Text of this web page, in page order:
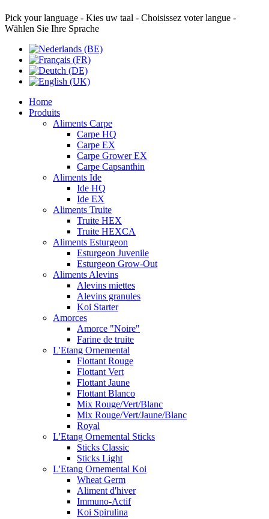
Pick your language - Kies uw taal - Choisissez voter langue -
Wählen Sie Ihre Sprache
Home
Produits
Aliments Carpe
Carpe HQ
Carpe EX
Carpe Grower EX
Carpe Capsanthin
Aliments Ide
Ide HQ
Ide EX
Aliments Truite
Truite HEX
Truite HEXCA
Aliments Esturgeon
Esturgeon Juvenile
Esturgeon Grow-Out
Aliments Alevins
Alevins miettes
Alevins granules
Koi Starter
Amorces
Amorce "Noire"
Farine de truite
L'Etang Ornemental
Flottant Rouge
Flottant Vert
Flottant Jaune
Flottant Blanco
Mix Rouge/Vert/Blanc
Mix Rouge/Vert/Jaune/Blanc
Royal
L'Etang Ornemental Sticks
Sticks Classic
Sticks Light
L'Etang Ornemental Koi
Wheat Germ
Aliment d'hiver
Immuno-Actif
Koi Spirulina